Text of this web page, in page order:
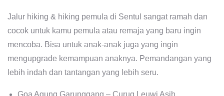
Jalur hiking & hiking pemula di Sentul sangat ramah dan
cocok untuk kamu pemula atau remaja yang baru ingin
mencoba. Bisa untuk anak-anak juga yang ingin
mengupgrade kemampuan anaknya. Pemandangan yang
lebih indah dan tantangan yang lebih seru.
Goa Agung Garunggang – Curug Leuwi Asih